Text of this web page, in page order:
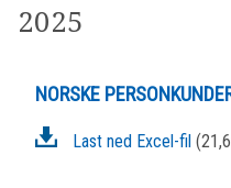
2025
NORSKE
Last ned Excel-fil